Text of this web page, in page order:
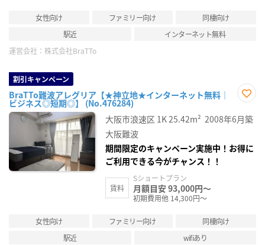
女性向け ファミリー向け
同棲向け
駅近
インターネット無料
運営会社： 株式会社BraTTo
割引キャンペーン
BraTTo難波アレグリア【★神立地★インターネット無料｜
ビジネス◎短期◎】 (No.476284)
に入
り登
大阪市浪速区 1K25.42m² 2008年6月築
大阪難波
期間限定のキャンペーン実施中！お得に
ご利用できる今がチャンス！！
賃料
Sショートプラン
月額目安 93,000円～
初期費用他 14,300円～
女性向け ファミリー向け
同棲向け
駅近
wifiあり